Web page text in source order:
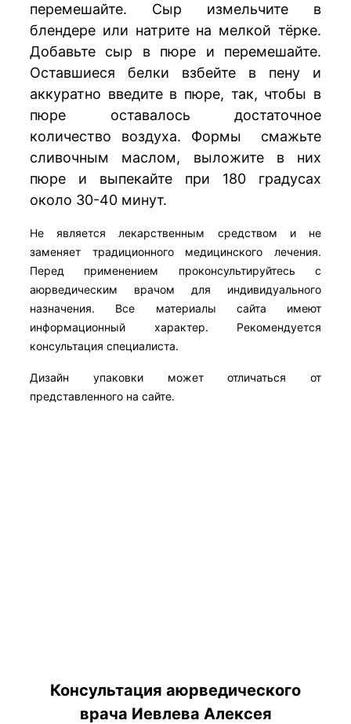
перемешайте. Сыр измельчите в
блендере или натрите на мелкой тёрке.
Добавьте сыр в пюре и перемешайте.
Оставшиеся белки взбейте в пену и
аккуратно введите в пюре, так, чтобы в
пюре оставалось достаточное
количество воздуха. Формы смажьте
сливочным маслом, выложите в них
пюре и выпекайте при 180 градусах
около 30-40 минут.
Не является лекарственным средством и не
заменяет традиционного медицинского лечения.
Перед применением проконсультируйтесь с
аюрведическим врачом для индивидуального
назначения. Все материалы сайта имеют
информационный характер. Рекомендуется
консультация специалиста.
Дизайн упаковки может отличаться от
представленного на сайте.
Консультация аюрведического
врача Иевлева Алексея